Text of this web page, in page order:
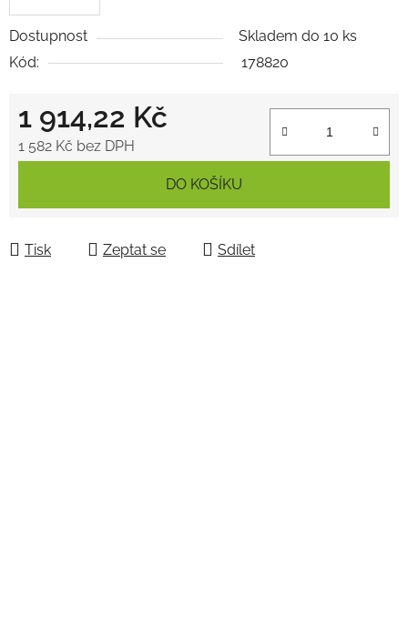
Dostupnost
Skladem do 10 ks
Kód:
178820
1 914,22 Kč
1 582 Kč bez DPH
DO KOŠÍKU
Tisk Zeptat se Sdílet